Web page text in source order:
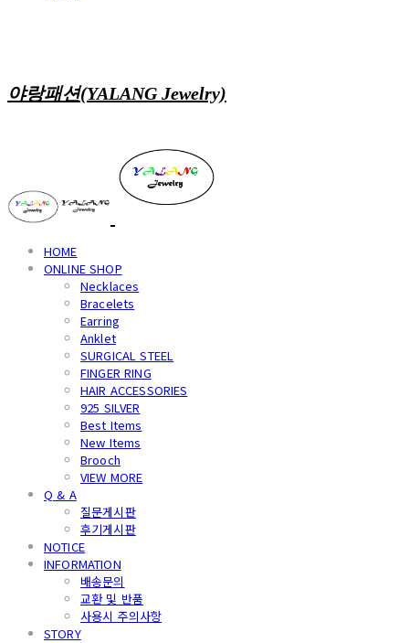
야랑패션(YALANG Jewelry)
HOME
ONLINE SHOP
Necklaces
Bracelets
Earring
Anklet
SURGICAL STEEL
FINGER RING
HAIR ACCESSORIES
925 SILVER
Best Items
New Items
Brooch
VIEW MORE
Q & A
질문게시판
후기게시판
NOTICE
INFORMATION
배송문의
교환 및 반품
사용시 주의사항
STORY